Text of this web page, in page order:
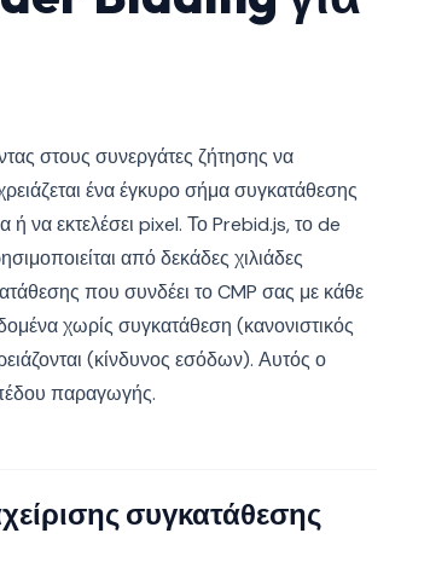
στους συνεργάτες ζήτησης να
ένα έγκυρο σήμα συγκατάθεσης
να εκτελέσει pixel. Το Prebid.js, το de
από δεκάδες χιλιάδες
που συνδέει το CMP σας με κάθε
χωρίς συγκατάθεση (κανονιστικός
(κίνδυνος εσόδων). Αυτός ο
παραγωγής.
συγκατάθεσης